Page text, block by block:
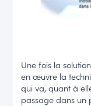
Une fois la
en œuvre la
qui va, quant à
passage dans un